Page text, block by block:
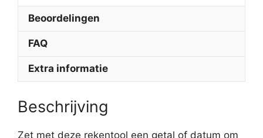
Beoordelingen
FAQ
Extra informatie
Beschrijving
Zet met deze rekentool een getal of datum om